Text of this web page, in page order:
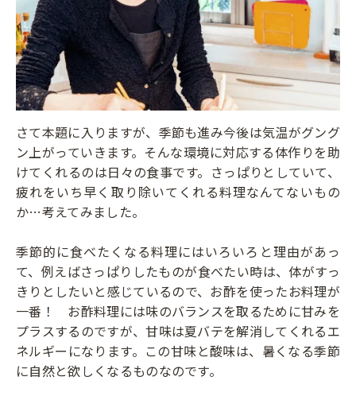
さて本題に入りますが、季節も進み今後は気温がグング
ン上がっていきます。そんな環境に対応する体作りを助
けてくれるのは日々の食事です。さっぱりとしていて、
疲れをいち早く取り除いてくれる料理なんてないもの
か…考えてみました。
季節的に食べたくなる料理にはいろいろと理由があっ
て、例えばさっぱりしたものが食べたい時は、体がすっ
きりとしたいと感じているので、お酢を使ったお料理が
一番！ お酢料理には味のバランスを取るために甘みを
プラスするのですが、甘味は夏バテを解消してくれるエ
ネルギーになります。この甘味と酸味は、暑くなる季節
に自然と欲しくなるものなのです。